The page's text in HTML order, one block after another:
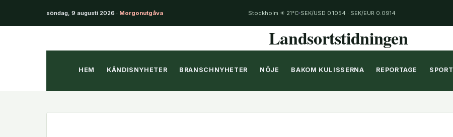
söndag, 9 augusti 2026 · Morgonutgåva Stockholm ☀ 21°C SEK/USD 0.1054 · SEK/EUR 0.0914
Landsortstidningen
HEM KÄNDISNYHETER BRANSCHNYHETER NÖJE BAKOM KULISSERNA REPORTAGE SPORT